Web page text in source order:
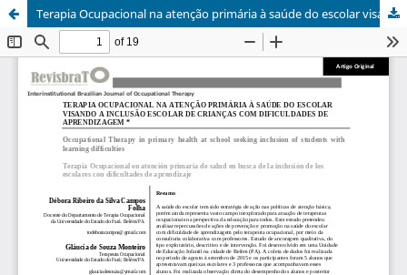
Terapia Ocupacional na atenção primária à saúde do escolar visando a inclusão escolar de crianças com dificuldades de aprendizagem/ Occupational Therapy in primary health at school seeking inclusion of students with learning difficulties